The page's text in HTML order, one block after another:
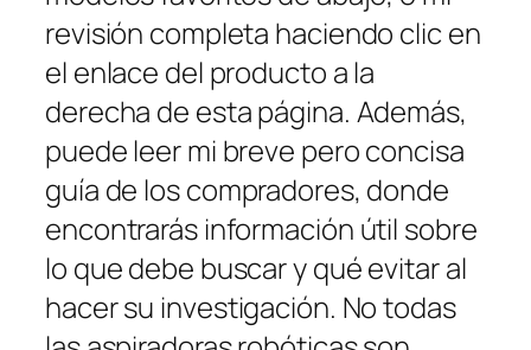
revisión completa haciendo clic en
el enlace del producto a la
derecha de esta página. Además,
puede leer mi breve pero concisa
guía de los compradores, donde
encontrarás información útil sobre
lo que debe buscar y qué evitar al
hacer su investigación. No todas